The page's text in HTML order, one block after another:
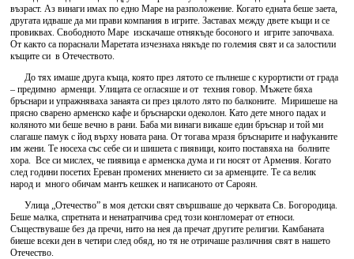
възраст. Аз винаги имах по едно Маре на разположение. Когато едната беше заета,
другата идваше да ми прави компания в игрите. Заставах между двете къщи и се
провиквах. Свободното Маре изскачаше отнякъде босоного и игрите започваха.
От както са пораснали Маретата изчезнаха някъде по големия свят и са залостили
къщите си в Отечеството.
До тях имаше друга къща, която през лятото се пълнеше с курортисти от града
– предимно арменци. Улицата се огласяше и от техния говор. Мъжете бяха
бръснари и упражняваха занаята си през цялото лято по балконите. Миришеше на
прясно сварено арменско кафе и бръснарски одеколон. Като дете много падах и
коляното ми беше вечно в рани. Баба ми винаги викаше един бръснар и той ми
слагаше памук с йод върху новата рана. От тогава мразя бръснарите и нафуканите
им жени. Те носеха със себе си и шишета с пиявици, които поставяха на болните
хора. Все си мислех, че пиявица е арменска дума и ги носят от Армения. Когато
след години посетих Ереван промених мнението си за арменците. Те са велик
народ и много обичам мантъ кешкек и написаното от Сароян.
Улица „Отечество” в моя детски свят свършваше до черквата Св. Богородица.
Беше малка, спретната и ненатрапчива сред този конгломерат от етноси.
Съществуваше без да пречи, нито на нея да пречат другите религии. Камбаната
биеше всеки ден в четири след обяд, но тя не отричаше различния свят в нашето
Отечество.